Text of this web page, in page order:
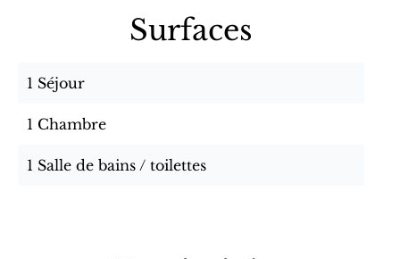
Surfaces
1 Séjour
1 Chambre
1 Salle de bains / toilettes